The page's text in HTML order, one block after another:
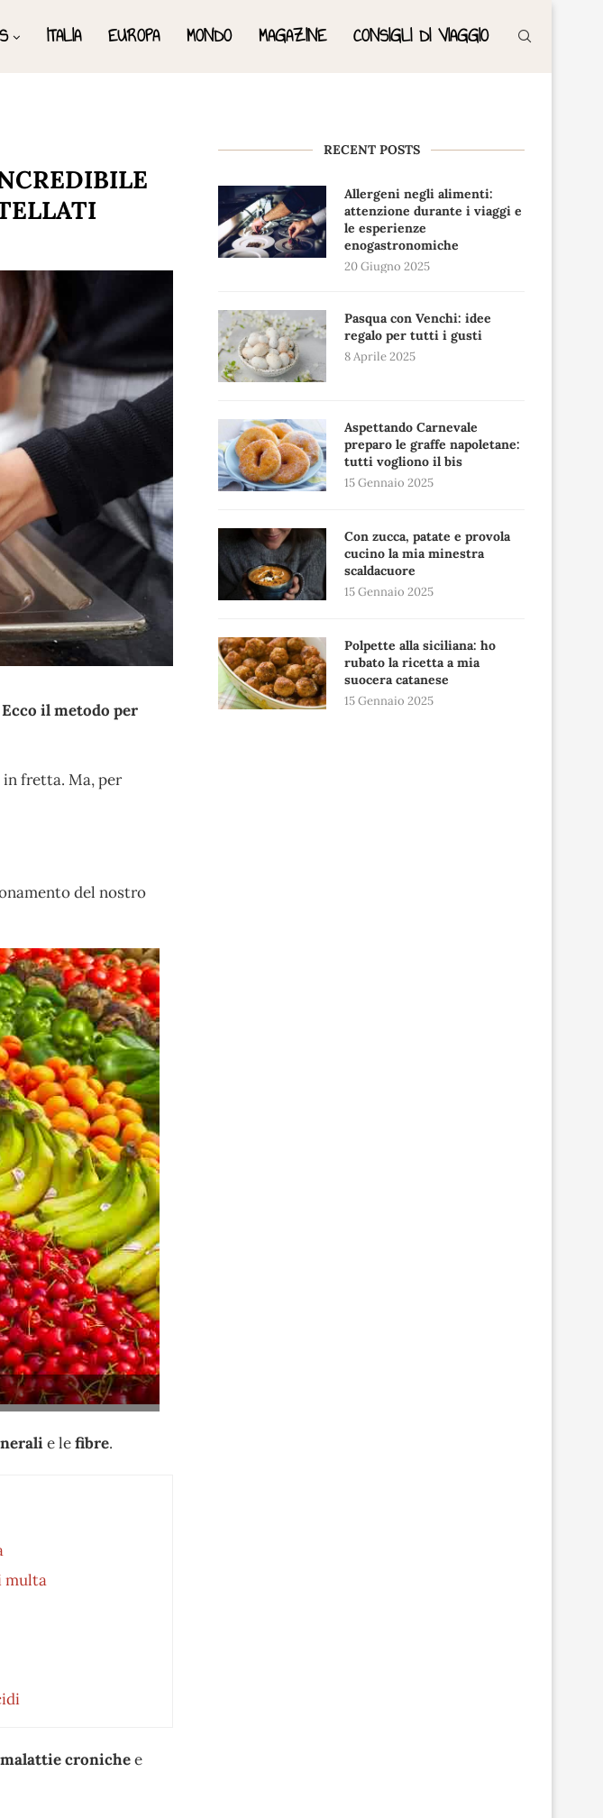
ITALIA EUROPA MONDO MAGAZINE CONSIGLI DI VIAGGIO
il metodo per
in fretta. Ma, per
del nostro
e lefibre.
multa
malattie cronichee
RECENT POSTS
Allergeni negli alimenti:
attenzione durante i viaggi e
le esperienze
enogastronomiche
20 Giugno 2025
Pasqua con Venchi: idee
regalo per tutti i gusti
8 Aprile 2025
Aspettando Carnevale
preparo le graffe napoletane:
tutti vogliono il bis
15 Gennaio 2025
Con zucca, patate e provola
cucino la mia minestra
scaldacuore
15 Gennaio 2025
Polpette alla siciliana: ho
rubato la ricetta a mia
suocera catanese
15 Gennaio 2025